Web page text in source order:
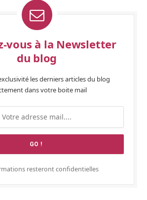
vous à la Newsletter
du blog
les derniers articles du blog
dans votre boite mail
resteront confidentielles